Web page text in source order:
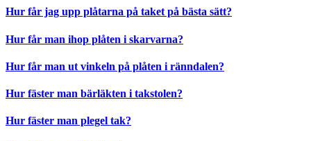
Hur får jag upp plåtarna på taket på bästa sätt?
Hur får man ihop plåten i skarvarna?
Hur får man ut vinkeln på plåten i ränndalen?
Hur fäster man bärläkten i takstolen?
Hur fäster man plegel tak?